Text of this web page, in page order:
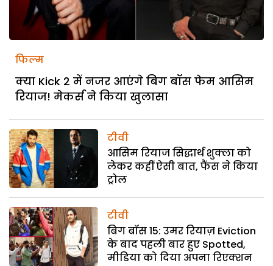
फिल्म
क्या Kick 2 में नजर आएंगे बिग बॉस फेम आसिम
रियाज! मेकर्स ने किया खुलासा
टीवी
आसिम रियाज सिद्धार्थ शुक्ला को
लेकर कहीं ऐसी बात, फैंस ने किया
ट्रोल
टीवी
बिग बॉस 15: उमर रियाज़ Eviction
के बाद पहली बार हुए Spotted,
मीडिया को दिया अपना रिएक्शन